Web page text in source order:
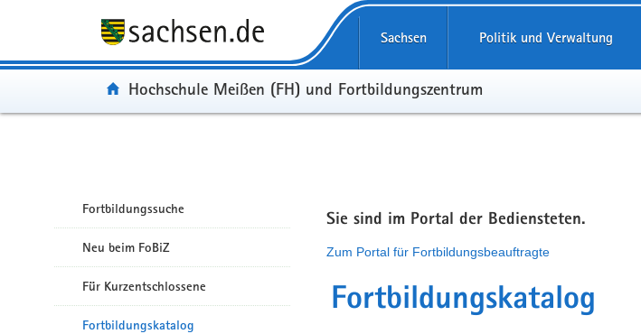
Sachsen Politik und Verwaltung
Portal:
Hochschule Meißen (FH) und Fortbildungszentrum
Fortbildungssuche
Neu beim FoBiZ
Für Kurzentschlossene
Fortbildungskatalog
Sie sind im Portal der Bediensteten.
Zum Portal für Fortbildungsbeauftragte
Fortbildungskatalog